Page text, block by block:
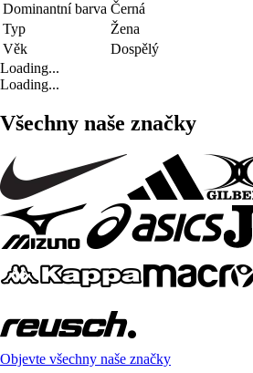
Dominantní barva Černá
Typ
Žena
Věk
Dospělý
Loading...
Loading...
Všechny naše značky
Objevte všechny naše značky